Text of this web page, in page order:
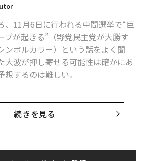
、11月6日に行われる中間選挙で“巨
ブが起きる”（野党民主党が大勝す
ンボルカラー）という話をよく聞
大波が押し寄せる可能性は確かにあ
するのは難しい。
統領は中間選挙で平均23議席を失
は今回、中間選挙の候補者選びを順
り多くの女性、白人以外、穏健派
たほか、退役軍人の候補者も多い。
続きを見る